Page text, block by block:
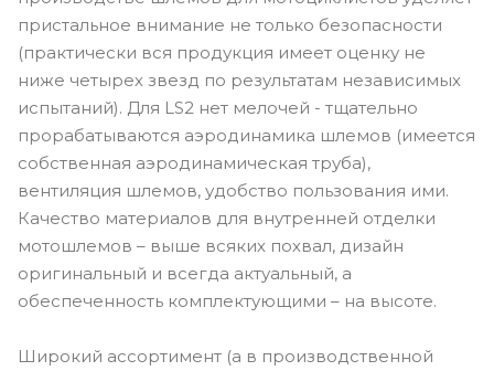
пристальное внимание не только безопасности
(практически вся продукция имеет оценку не
ниже четырех звезд по результатам независимых
испытаний). Для LS2 нет мелочей - тщательно
прорабатываются аэродинамика шлемов (имеется
собственная аэродинамическая труба),
вентиляция шлемов, удобство пользования ими.
Качество материалов для внутренней отделки
мотошлемов – выше всяких похвал, дизайн
оригинальный и всегда актуальный, а
обеспеченность комплектующими – на высоте.
Широкий ассортимент (а в производственной